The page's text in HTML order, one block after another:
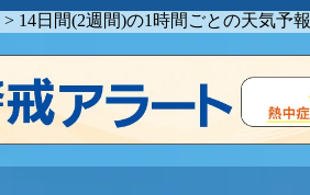
> 14日間(2週間)の1時間ごとの天気予報